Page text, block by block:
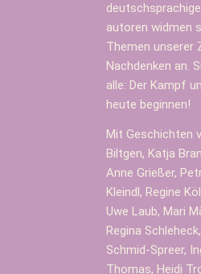
autoren widmen
Themen unserer
Nachdenken an.
alle: Der Kampf
heute beginnen!
Mit Geschichten
Biltgen, Katja
Anne Grießer,
Kleindl, Regine
Uwe Laub, Mari
Regina
Schmid-Spreer,
Thomas, Heidi